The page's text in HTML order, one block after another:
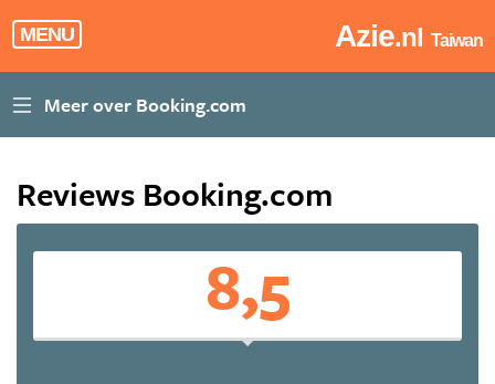
MENU Azie.nl Taiwan
Reviews Booking.com
8,5